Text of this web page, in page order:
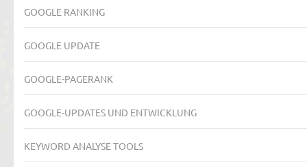
GOOGLE RANKING
GOOGLE UPDATE
GOOGLE-PAGERANK
GOOGLE-UPDATES UND ENTWICKLUNG
KEYWORD ANALYSE TOOLS